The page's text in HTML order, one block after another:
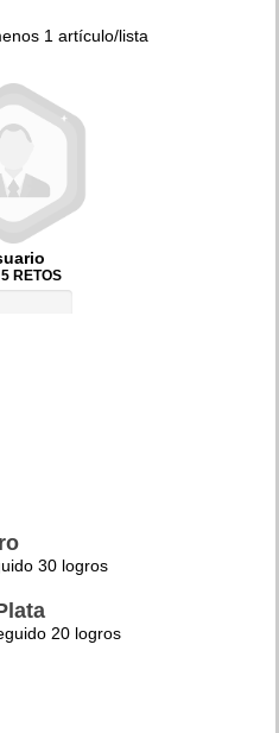
1 artículo/lista
RETOS
30 logros
20 logros